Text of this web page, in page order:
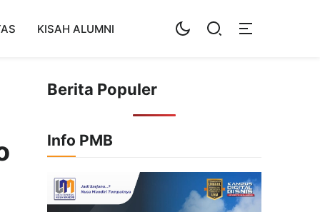
KISAH ALUMNI
Berita Populer
Info PMB